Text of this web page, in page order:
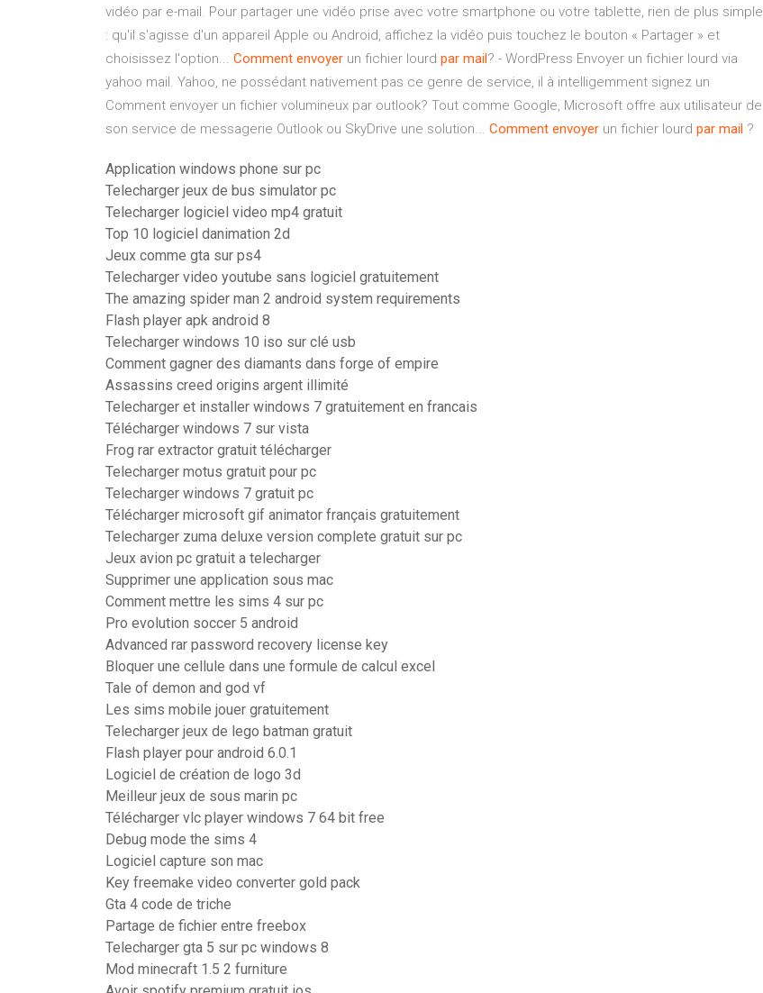
vidéo par e-mail. Pour partager une vidéo prise avec votre smartphone ou votre tablette, rien de plus simple
: qu'il s'agisse d'un appareil Apple ou Android, affichez la vidéo puis touchez le bouton « Partager » et
choisissez l'option... Comment envoyer un fichier lourd par mail? - WordPress Envoyer un fichier lourd via
yahoo mail. Yahoo, ne possédant nativement pas ce genre de service, il à intelligemment signez un
Comment envoyer un fichier volumineux par outlook? Tout comme Google, Microsoft offre aux utilisateur de
son service de messagerie Outlook ou SkyDrive une solution... Comment envoyer un fichier lourd par mail ?
Application windows phone sur pc
Telecharger jeux de bus simulator pc
Telecharger logiciel video mp4 gratuit
Top 10 logiciel danimation 2d
Jeux comme gta sur ps4
Telecharger video youtube sans logiciel gratuitement
The amazing spider man 2 android system requirements
Flash player apk android 8
Telecharger windows 10 iso sur clé usb
Comment gagner des diamants dans forge of empire
Assassins creed origins argent illimité
Telecharger et installer windows 7 gratuitement en francais
Télécharger windows 7 sur vista
Frog rar extractor gratuit télécharger
Telecharger motus gratuit pour pc
Telecharger windows 7 gratuit pc
Télécharger microsoft gif animator français gratuitement
Telecharger zuma deluxe version complete gratuit sur pc
Jeux avion pc gratuit a telecharger
Supprimer une application sous mac
Comment mettre les sims 4 sur pc
Pro evolution soccer 5 android
Advanced rar password recovery license key
Bloquer une cellule dans une formule de calcul excel
Tale of demon and god vf
Les sims mobile jouer gratuitement
Telecharger jeux de lego batman gratuit
Flash player pour android 6.0.1
Logiciel de création de logo 3d
Meilleur jeux de sous marin pc
Télécharger vlc player windows 7 64 bit free
Debug mode the sims 4
Logiciel capture son mac
Key freemake video converter gold pack
Gta 4 code de triche
Partage de fichier entre freebox
Telecharger gta 5 sur pc windows 8
Mod minecraft 1.5 2 furniture